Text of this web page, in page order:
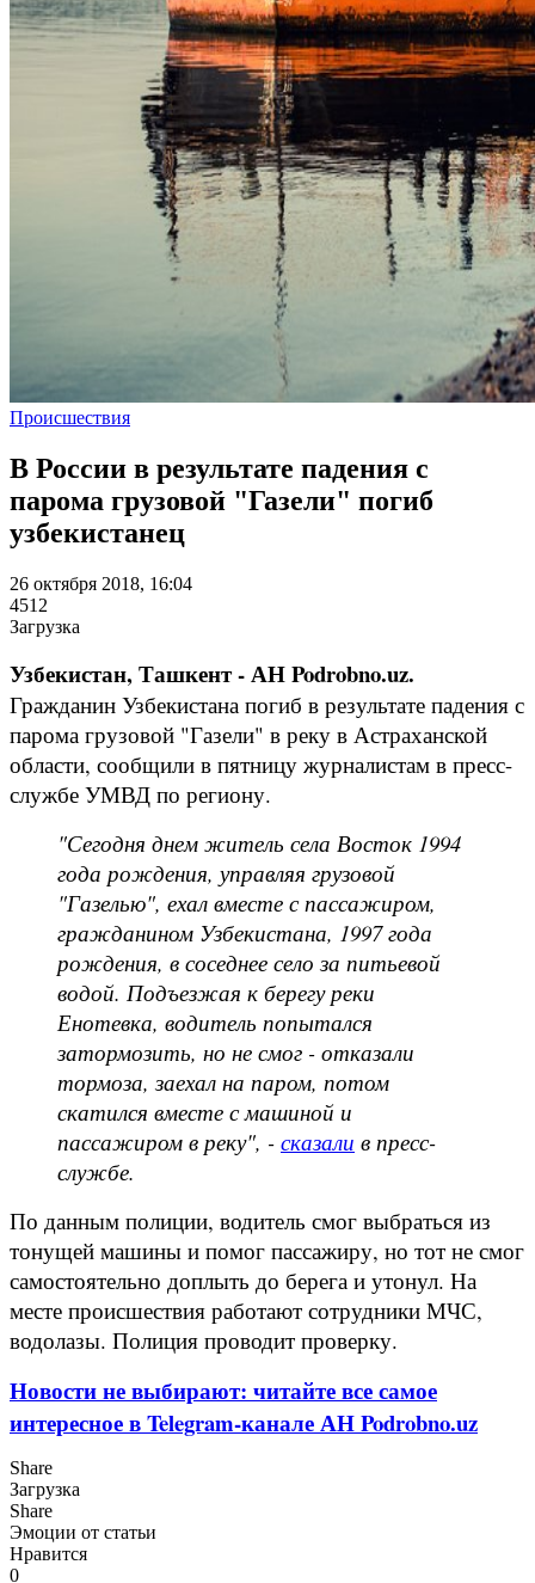
Происшествия
В России в результате падения с
парома грузовой "Газели" погиб
узбекистанец
26 октября 2018, 16:04
4512
Загрузка
Узбекистан, Ташкент - АН Podrobno.uz.
Гражданин Узбекистана погиб в результате падения с
парома грузовой "Газели" в реку в Астраханской
области, сообщили в пятницу журналистам в пресс-
службе УМВД по региону.
"Сегодня днем житель села Восток 1994
года рождения, управляя грузовой
"Газелью", ехал вместе с пассажиром,
гражданином Узбекистана, 1997 года
рождения, в соседнее село за питьевой
водой. Подъезжая к берегу реки
Енотевка, водитель попытался
затормозить, но не смог - отказали
тормоза, заехал на паром, потом
скатился вместе с машиной и
пассажиром в реку", - сказали в пресс-
службе.
По данным полиции, водитель смог выбраться из
тонущей машины и помог пассажиру, но тот не смог
самостоятельно доплыть до берега и утонул. На
месте происшествия работают сотрудники МЧС,
водолазы. Полиция проводит проверку.
Новости не выбирают: читайте все самое
интересное в Telegram-канале АН Podrobno.uz
Share
Загрузка
Share
Эмоции от статьи
Нравится
0